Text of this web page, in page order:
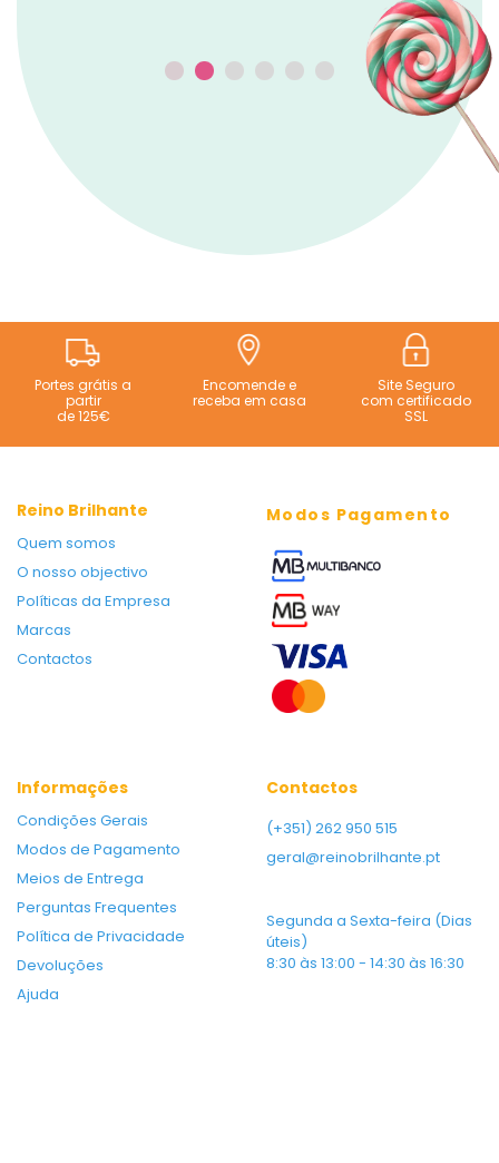
Portes grátis a
partir
de 125€
Encomende e
receba em casa
Site Seguro
com certificado
SSL
Reino Brilhante
Quem somos
O nosso objectivo
Políticas da Empresa
Marcas
Contactos
Modos Pagamento
Informações
Condições Gerais
Modos de Pagamento
Meios de Entrega
Perguntas Frequentes
Política de Privacidade
Devoluções
Ajuda
Contactos
(+351) 262 950 515
geral@reinobrilhante.pt
Segunda a Sexta-feira (Dias
úteis)
8:30 às 13:00 - 14:30 às 16:30